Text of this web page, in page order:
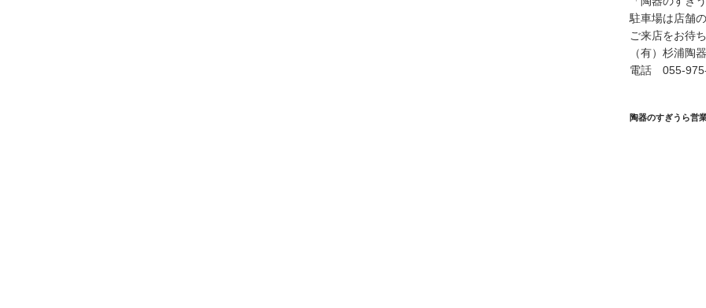
駐車場は店舗
ご来店をお待
（有）杉浦陶
電話 055-
陶器のすぎうら営